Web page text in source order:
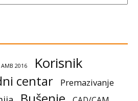
AMB 2016 Korisnik
centar Premazivanje